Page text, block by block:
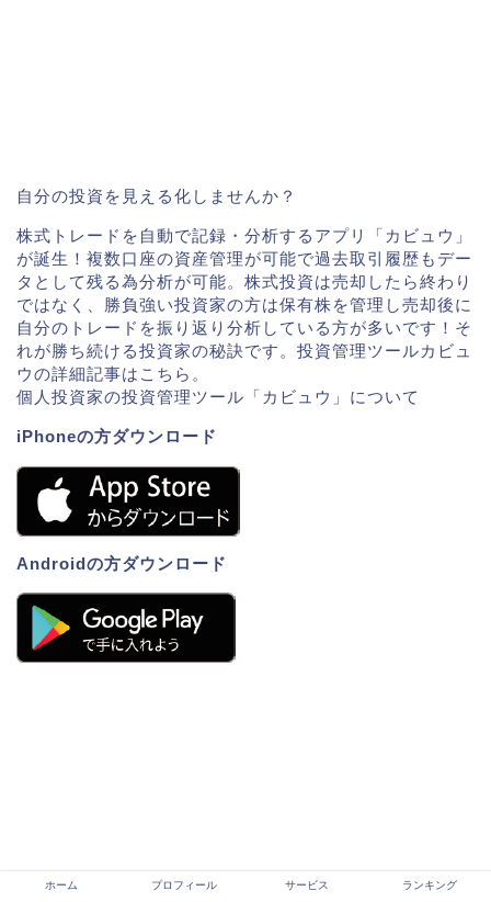
自分の投資を見える化しませんか？
株式トレードを自動で記録・分析するアプリ「カビュウ」
が誕生！複数口座の資産管理が可能で過去取引履歴もデー
タとして残る為分析が可能。株式投資は売却したら終わり
ではなく、勝負強い投資家の方は保有株を管理し売却後に
自分のトレードを振り返り分析している方が多いです！そ
れが勝ち続ける投資家の秘訣です。投資管理ツールカビュ
ウの詳細記事はこちら。
個人投資家の投資管理ツール「カビュウ」について
iPhoneの方ダウンロード
Androidの方ダウンロード
ホーム プロフィール サービス ランキング